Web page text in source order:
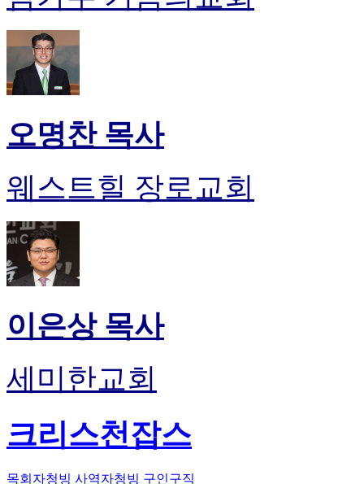
오명찬 목사
웨스트힐 장로교회
이은상 목사
세미한교회
크리스천잡스
목회자청빙 사역자청빙 구인구직